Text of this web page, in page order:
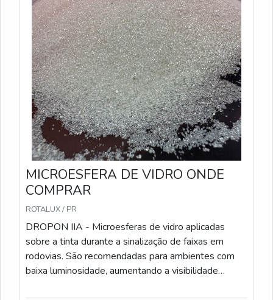
Norma ABNT NBR 16184:2021. PREMIX IB -
Microesferas pré-misturadas com a tinta durante o
processo de fabricação, garantindo uniformidade na
aplicação. São recomendadas para sinalizações que
precisam de alta durabilidade e visibilidade.
Características Técnicas: Método de Aplicação: Pré-
misturadas à tinta antes da aplicação; Sacos de 25
kg; Conformidade: Atende às especificações da
Norma ABNT NBR 16184:2021.
MICROESFERA DE VIDRO ONDE
COMPRAR
ROTALUX / PR
DROPON IIA - Microesferas de vidro aplicadas
sobre a tinta durante a sinalização de faixas em
rodovias. São recomendadas para ambientes com
baixa luminosidade, aumentando a visibilidade